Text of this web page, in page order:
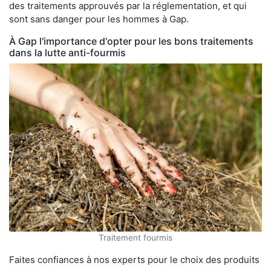
des traitements approuvés par la réglementation, et qui
sont sans danger pour les hommes à Gap.
À Gap l'importance d'opter pour les bons traitements
dans la lutte anti-fourmis
Traitement fourmis
Faites confiances à nos experts pour le choix des produits